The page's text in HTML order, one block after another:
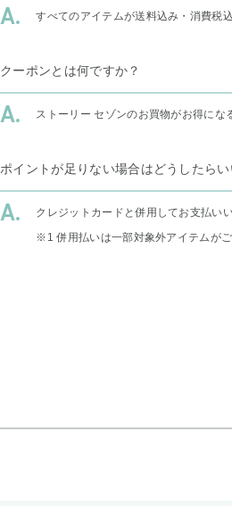
すべてのアイテムが送料込み・消費税込
クーポンとは何ですか？
ストーリー セゾンのお買物がお得にな
ポイントが足りない場合はどうしたらい
クレジットカードと併用してお支払い
※1 併用払いは一部対象外アイテムが